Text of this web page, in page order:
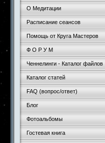
О Медитации
Расписание сеансов
Помощь от Круга Мастеров
Ф О Р У М
Ченнелинги - Каталог файлов
Каталог статей
FAQ (вопрос/ответ)
Блог
Фотоальбомы
Гостевая книга